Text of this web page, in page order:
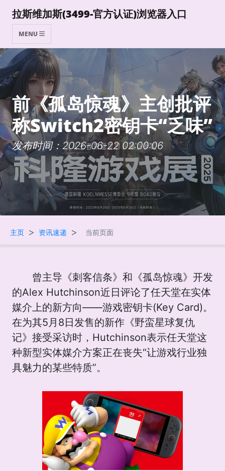
拉斯维加斯(3499-官方认证)浏览器入口
MENU
前《孤岛惊魂》主创批评
称Switch2密钥卡“乏味”
发布时间：2026-06-22 02:00:06
主页 > 资讯速递 > 当前页面
曾主导《刺客信条》和《孤岛惊魂》开发
的Alex Hutchinson近日评论了任天堂在实体
媒介上的新方向——游戏密钥卡(Key Card)。
在为其5月8日发售的新作《野蛮星球复仇
记》接受采访时，Hutchinson表示任天堂这
种新型实体媒介方案正在丧失“让游戏行业独
具魅力的某些特质”。